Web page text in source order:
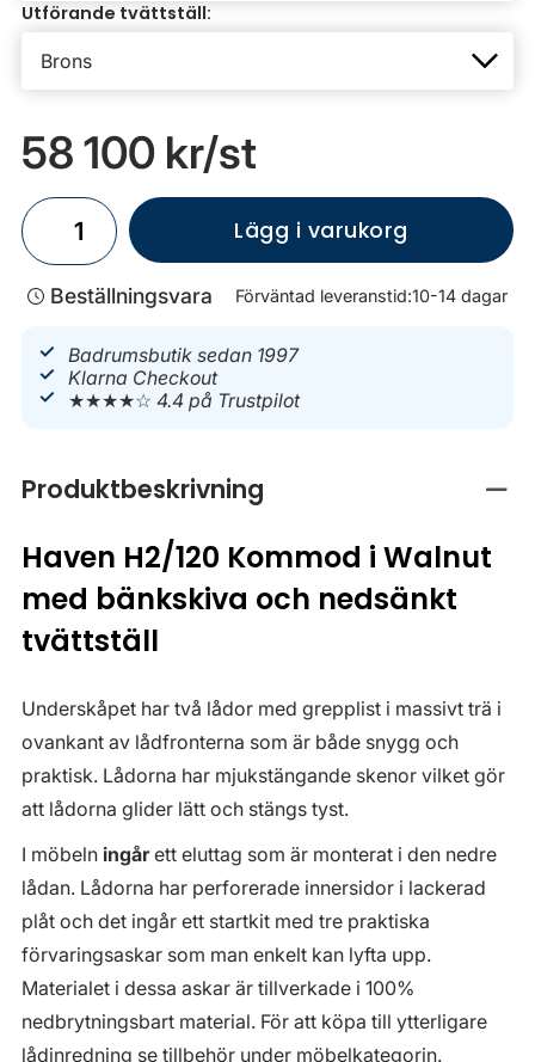
Utförande tvättställ:
58 100 kr/st
Lägg i varukorg
Beställningsvara Förväntad leveranstid:10-14 dagar
Badrumsbutik sedan 1997
Klarna Checkout
★★★★☆4.4 på Trustpilot
Produktbeskrivning
Haven H2/120 Kommod i Walnut
med bänkskiva och nedsänkt
tvättställ
Underskåpet har två lådor med grepplist i massivt trä i
ovankant av lådfronterna som är både snygg och
praktisk. Lådorna har mjukstängande skenor vilket gör
att lådorna glider lätt och stängs tyst.
I möbeln ingårett eluttag som är monterat i den nedre
lådan. Lådorna har perforerade innersidor i lackerad
plåt och det ingår ett startkit med tre praktiska
förvaringsaskar som man enkelt kan lyfta upp.
Materialet i dessa askar är tillverkade i 100%
nedbrytningsbart material. För att köpa till ytterligare
lådinredning se tillbehör under möbelkategorin.